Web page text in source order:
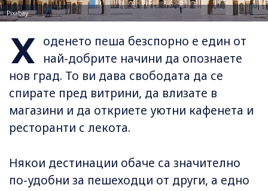
Pixabay
Х оденето пеша безспорно е един от
най-добрите начини да опознаете
нов град. То ви дава свободата да се
спирате пред витрини, да влизате в
магазини и да откриете уютни кафенета и
ресторанти с лекота.
Някои дестинации обаче са значително
по-удобни за пешеходци от други, а едно